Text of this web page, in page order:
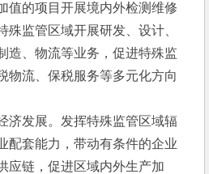
值的项目开展境内外检测维修
殊监管区域开展研发、设计、
造、物流等业务，促进特殊监
物流、保税服务等多元化方向
发展。发挥特殊监管区域辐
配套能力，带动有条件的企业
应链，促进区域内外生产加